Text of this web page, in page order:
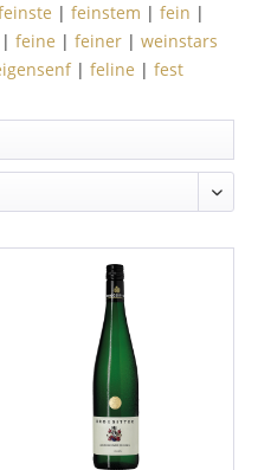
| feinstem | fein |
| feine | feiner| weinstars
| feline | fest